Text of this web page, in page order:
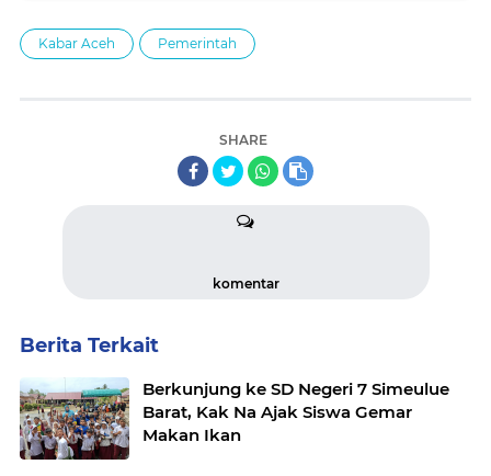
Kabar Aceh Pemerintah
SHARE
komentar
Berita Terkait
Berkunjung ke SD Negeri 7 Simeulue
Barat, Kak Na Ajak Siswa Gemar
Makan Ikan